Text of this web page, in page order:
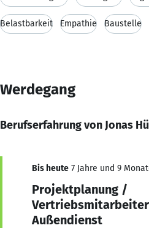
Belastbarkeit Empathie Baustelle
Werdegang
Berufserfahrung von Jonas
Bis heute 7 Jahre und 9
Projektplanung /
Außendienst